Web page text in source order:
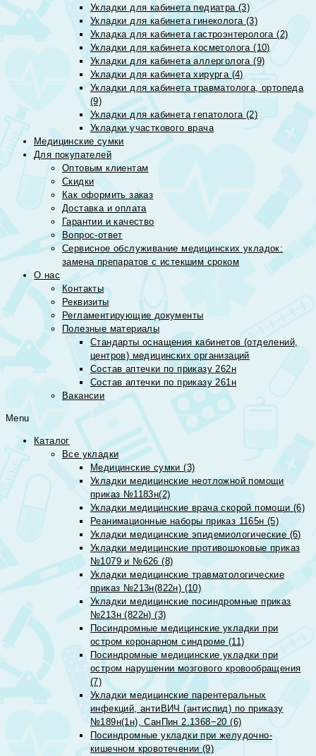
Укладки для кабинета педиатра (3)
Укладки для кабинета гинеколога (3)
Укладка для кабинета гастроэнтеролога (2)
Укладки для кабинета косметолога (10)
Укладки для кабинета аллерголога (9)
Укладки для кабинета хирурга (4)
Укладки для кабинета травматолога, ортопеда
(9)
Укладки для кабинета гепатолога (2)
Укладки участкового врача
Медицинские сумки
Для покупателей
Оптовым клиентам
Скидки
Как оформить заказ
Доставка и оплата
Гарантии и качество
Вопрос-ответ
Сервисное обслуживание медицинских укладок:
замена препаратов с истекшим сроком
О нас
Контакты
Реквизиты
Регламентирующие документы
Полезные материалы
Стандарты оснащения кабинетов (отделений,
центров) медицинских организаций
Состав аптечки по приказу 262н
Состав аптечки по приказу 261н
Вакансии
Menu
Каталог
Все укладки
Медицинские сумки (3)
Укладки медицинские неотложной помощи
приказ №1183н(2)
Укладки медицинские врача скорой помощи (6)
Реанимационные наборы приказ 1165н (5)
Укладки медицинские эпидемиологические (6)
Укладки медицинские противошоковые приказ
№1079 и №626 (8)
Укладки медицинские травматологические
приказ №213н(822н) (10)
Укладки медицинские посиндромные приказ
№213н (822н) (3)
Посиндромные медицинские укладки при
остром коронарном синдроме (11)
Посиндромные медицинские укладки при
остром нарушении мозгового кровообращения
(7)
Укладки медицинские парентеральных
инфекций, антиВИЧ (антиспид) по приказу
№189н(1н), СанПин 2.1368−20 (6)
Посиндромные укладки при желудочно-
кишечном кровотечении (9)